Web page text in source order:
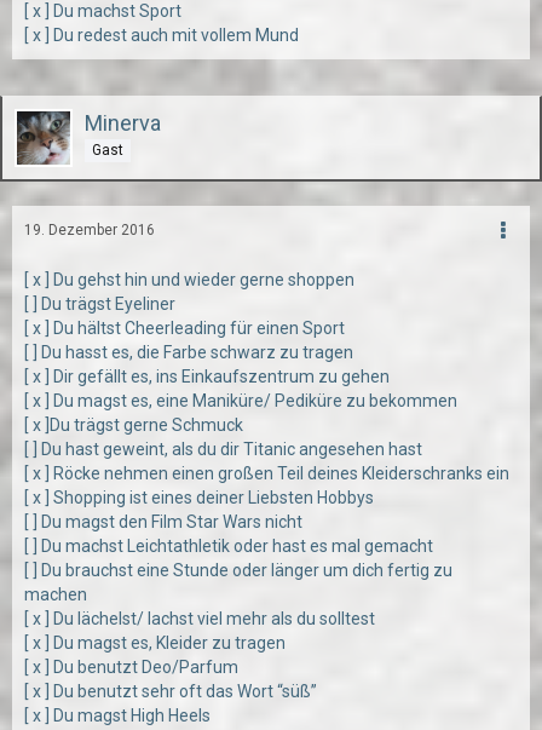
[ x ] Du machst Sport
[ x ] Du redest auch mit vollem Mund
Minerva
Gast
19. Dezember 2016
[ x ] Du gehst hin und wieder gerne shoppen
[ ] Du trägst Eyeliner
[ x ] Du hältst Cheerleading für einen Sport
[ ] Du hasst es, die Farbe schwarz zu tragen
[ x ] Dir gefällt es, ins Einkaufszentrum zu gehen
[ x ] Du magst es, eine Maniküre/ Pediküre zu bekommen
[ x ]Du trägst gerne Schmuck
[ ] Du hast geweint, als du dir Titanic angesehen hast
[ x ] Röcke nehmen einen großen Teil deines Kleiderschranks ein
[ x ] Shopping ist eines deiner Liebsten Hobbys
[ ] Du magst den Film Star Wars nicht
[ ] Du machst Leichtathletik oder hast es mal gemacht
[ ] Du brauchst eine Stunde oder länger um dich fertig zu
machen
[ x ] Du lächelst/ lachst viel mehr als du solltest
[ x ] Du magst es, Kleider zu tragen
[ x ] Du benutzt Deo/Parfum
[ x ] Du benutzt sehr oft das Wort “süß”
[ x ] Du magst High Heels